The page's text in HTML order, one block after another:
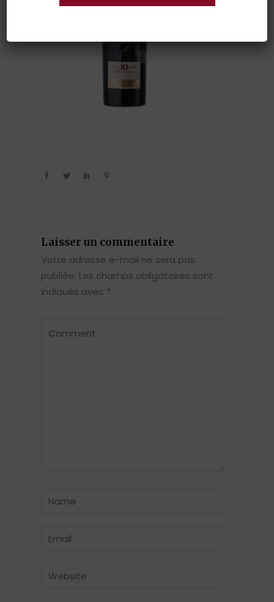
Laisser un commentaire
Votre adresse e-mail ne sera pas
publiée. Les champs obligatoires sont
indiqués avec *